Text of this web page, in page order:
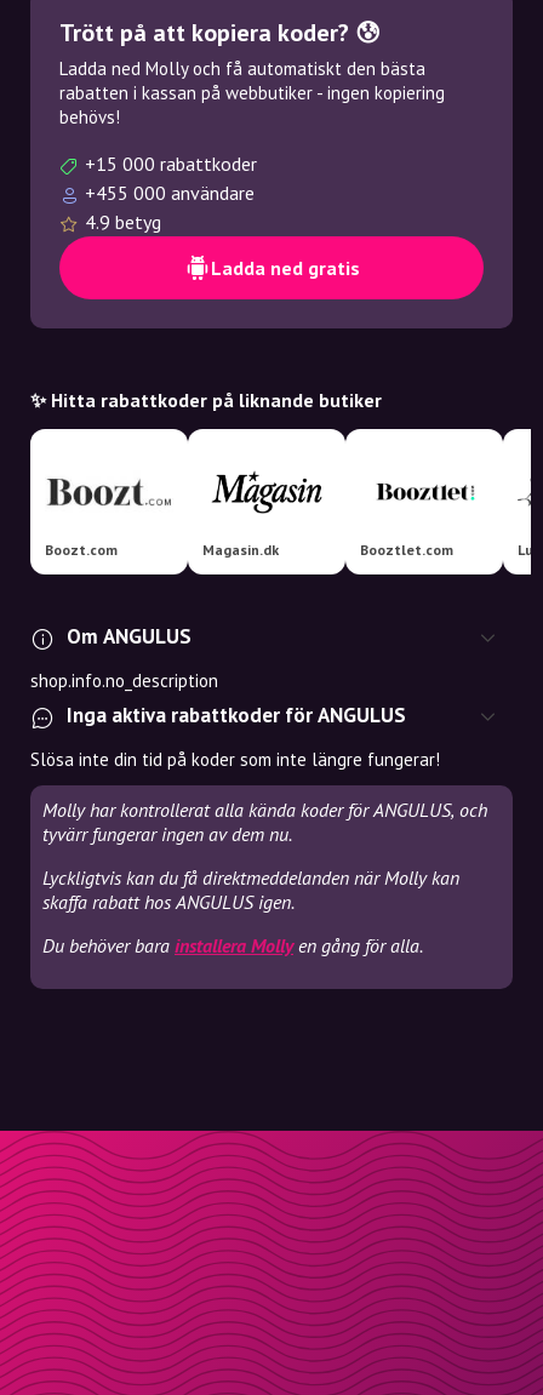
Trött på att kopiera koder? 😰
Ladda ned Molly och få automatiskt den bästa
rabatten i kassan på webbutiker - ingen kopiering
behövs!
+15 000 rabattkoder
+455 000 användare
4.9 betyg
Ladda ned gratis
✨ Hitta rabattkoder på liknande butiker
Boozt.com Magasin.dk Booztlet.com
Om ANGULUS
shop.info.no_description
Inga aktiva rabattkoder för ANGULUS
Slösa inte din tid på koder som inte längre fungerar!
Molly har kontrollerat alla kända koder för ANGULUS, och
tyvärr fungerar ingen av dem nu.
Lyckligtvis kan du få direktmeddelanden när Molly kan
skaffa rabatt hos ANGULUS igen.
Du behöver bara installera Mollyen gång för alla.